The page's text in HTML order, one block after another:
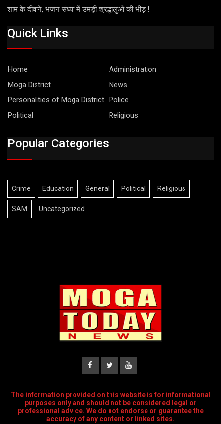
शाम के दीवाने, भजन संध्या में उमड़ी श्रद्धालुओं की भीड़ !
Quick Links
Home
Administration
Moga District
News
Personalities of Moga District Police
Political
Religious
Popular Categories
Crime Education General Political Religious
SAM Uncategorized
The information provided on this website is for informational
purposes only and should not be considered legal or
professional advice. We do not endorse or guarantee the
accuracy of any content or linked sites.